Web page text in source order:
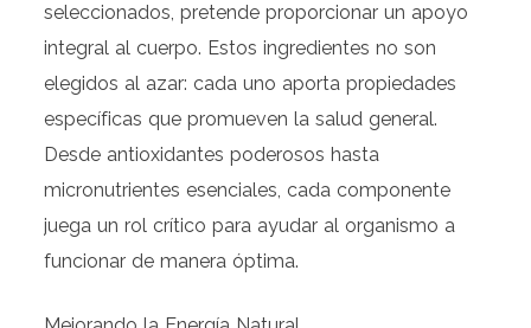
seleccionados, pretende proporcionar un apoyo
integral al cuerpo. Estos ingredientes no son
elegidos al azar: cada uno aporta propiedades
específicas que promueven la salud general.
Desde antioxidantes poderosos hasta
micronutrientes esenciales, cada componente
juega un rol crítico para ayudar al organismo a
funcionar de manera óptima.